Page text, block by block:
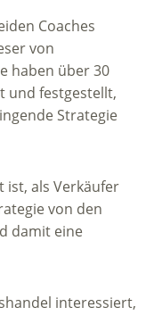
Coaches
von
haben über 30
und festgestellt,
Strategie
ist, als Verkäufer
von den
damit eine
interessiert,